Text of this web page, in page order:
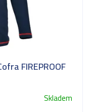
FIREPROOF
Skladem